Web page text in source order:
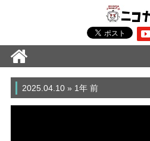
2025.04.10 » 1年 前